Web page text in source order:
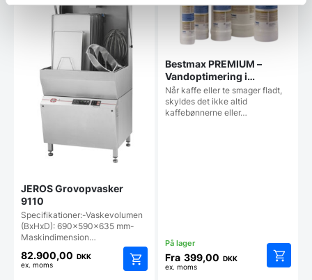
JEROS Grovopvasker
9110
Specifikationer:-Vaskevolumen
(BxHxD): 690x590x635 mm-
Maskindimension…
82.900,00 DKK
ex. moms
Bestmax PREMIUM –
Vandoptimering i
topklasse t/ gastronomi!
Når kaffe eller te smager fladt,
skyldes det ikke altid
kaffebønnerne eller…
Fra 399,00 DKK
ex. moms